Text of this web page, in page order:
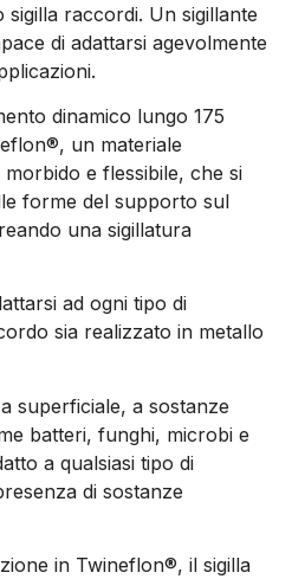
sigilla raccordi. Un sigillante
di adattarsi agevolmente
dinamico lungo 175
un materiale
e flessibile, che si
forme del supporto sul
una sigillatura
ad ogni tipo di
sia realizzato in metallo
superficiale, a sostanze
batteri, funghi, microbi e
a qualsiasi tipo di
di sostanze
in Twineflon®, il sigilla